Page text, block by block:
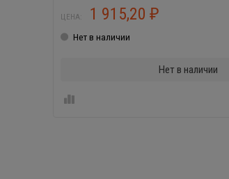
ЦЕНА: 1 915,20 ₽
Нет в наличии
Нет в наличии